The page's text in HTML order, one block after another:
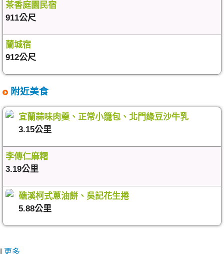
茶香庭園民宿
911公尺
蘭城宿
912公尺
附近美食
宜蘭蒜味肉羹、正常小籠包、北門綠豆沙牛乳
3.15公里
李傳仁麻糬
3.19公里
礁溪柯式蔥油餅、吳記花生捲
5.88公里
更多